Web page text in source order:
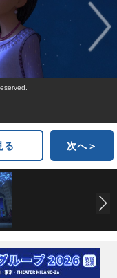
る 次へ＞